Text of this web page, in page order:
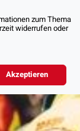
zum Thema
widerrufen oder
Akzeptieren